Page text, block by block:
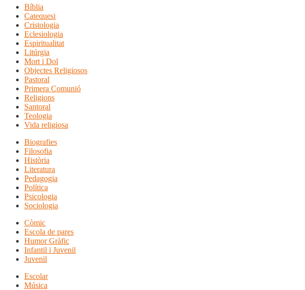
Bíblia
Catequesi
Cristologia
Eclesiologia
Espiritualitat
Litúrgia
Mort i Dol
Objectes Religiosos
Pastoral
Primera Comunió
Religions
Santoral
Teologia
Vida religiosa
Biografies
Filosofia
Història
Literatura
Pedagogia
Política
Psicologia
Sociologia
Còmic
Escola de pares
Humor Gràfic
Infantil i Juvenil
Juvenil
Escolar
Música